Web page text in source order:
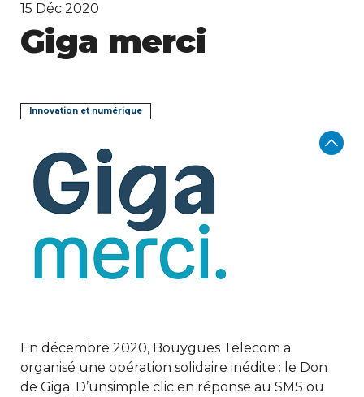
15 Déc 2020
Giga merci
Innovation et numérique
En décembre 2020, Bouygues Telecom a
organisé une opération solidaire inédite : le Don
de Giga. D’unsimple clic en réponse au SMS ou